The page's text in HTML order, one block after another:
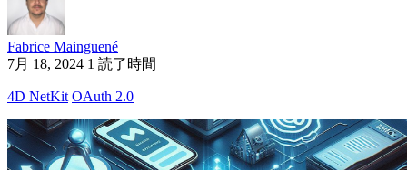
Fabrice Mainguené
7月 18, 2024 1 読了時間
4D NetKit OAuth 2.0